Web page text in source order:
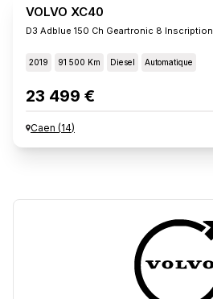
VOLVO XC40
D3 Adblue 150 Ch Geartronic 8 Inscription
2019 91 500 Km Diesel Automatique
23 499 €
Caen (14)